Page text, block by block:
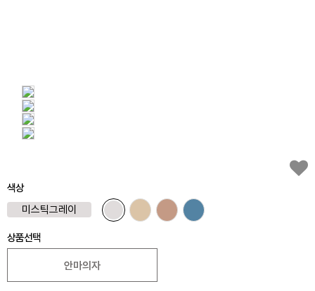
색상
미스틱그레이
상품선택
안마의자